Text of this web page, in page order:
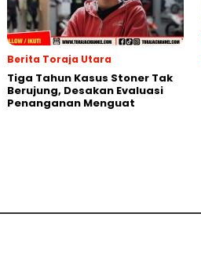
Berita Toraja Utara
Tiga Tahun Kasus Stoner Tak
Berujung, Desakan Evaluasi
Penanganan Menguat